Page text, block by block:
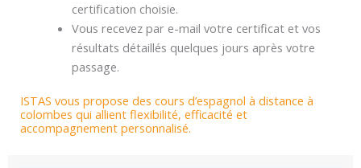
certification choisie.
Vous recevez par e-mail votre certificat et vos
résultats détaillés quelques jours après votre
passage.
ISTAS vous propose des cours d’espagnol à distance à
colombes qui allient flexibilité, efficacité et
accompagnement personnalisé.